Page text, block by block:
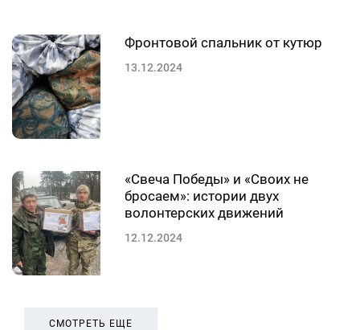
Фронтовой спальник от кутюр
13.12.2024
«Свеча Победы» и «Своих не
бросаем»: истории двух
волонтерских движений
12.12.2024
СМОТРЕТЬ ЕЩЕ